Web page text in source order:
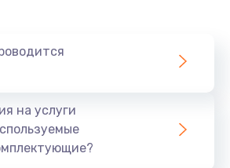
Заказать
на услуги